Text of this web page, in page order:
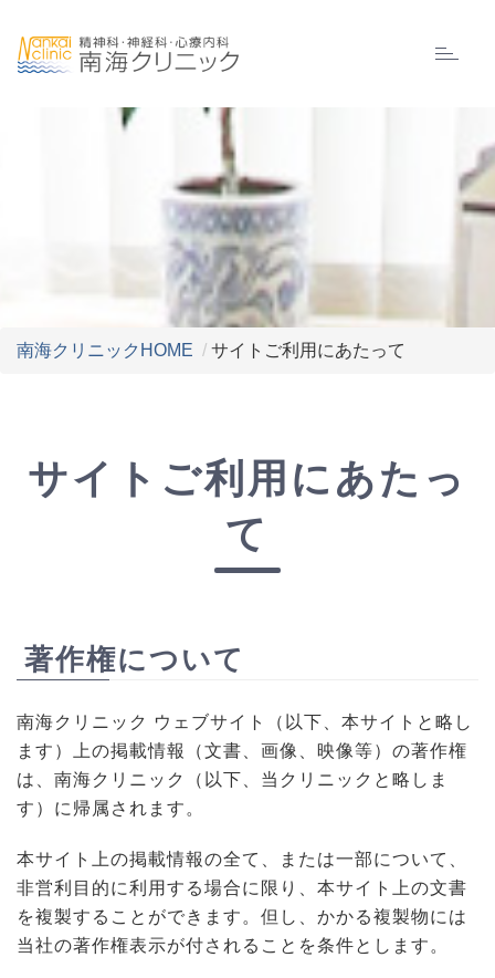
Toggle
南海クリニックHOME サイトご利用にあたって
サイトご利用にあたっ
て
著作権について
南海クリニック ウェブサイト（以下、本サイトと略し
ます）上の掲載情報（文書、画像、映像等）の著作権
は、南海クリニック（以下、当クリニックと略しま
す）に帰属されます。
本サイト上の掲載情報の全て、または一部について、
非営利目的に利用する場合に限り、本サイト上の文書
を複製することができます。但し、かかる複製物には
当社の著作権表示が付されることを条件とします。